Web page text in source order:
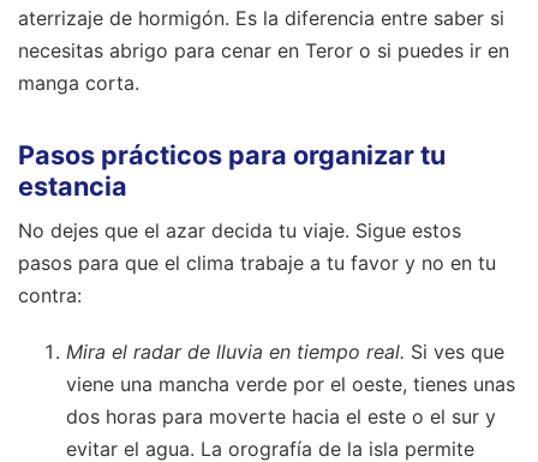
aterrizaje de hormigón. Es la diferencia entre saber si
necesitas abrigo para cenar en Teror o si puedes ir en
manga corta.
Pasos prácticos para organizar tu
estancia
No dejes que el azar decida tu viaje. Sigue estos
pasos para que el clima trabaje a tu favor y no en tu
contra:
Mira el radar de lluvia en tiempo real. Si ves que
viene una mancha verde por el oeste, tienes unas
dos horas para moverte hacia el este o el sur y
evitar el agua. La orografía de la isla permite